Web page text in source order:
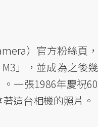
）官方粉絲頁，
」，並成為之後幾
一張1986年慶祝60
這台相機的照片。